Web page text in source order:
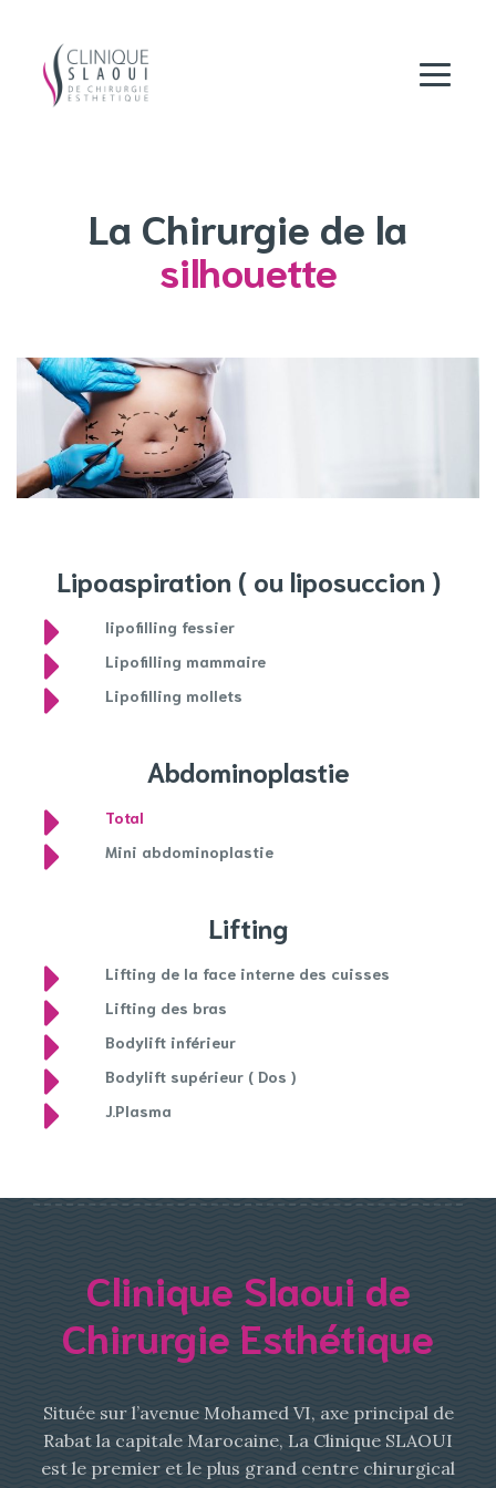
La Chirurgie de la
silhouette
Lipoaspiration ( ou liposuccion )
lipofilling fessier
Lipofilling mammaire
Lipofilling mollets
Abdominoplastie
Total
Mini abdominoplastie
Lifting
Lifting de la face interne des cuisses
Lifting des bras
Bodylift inférieur
Bodylift supérieur ( Dos )
J.Plasma
Clinique Slaoui de
Chirurgie Esthétique
Située sur l’avenue Mohamed VI, axe principal de
Rabat la capitale Marocaine, La Clinique SLAOUI
est le premier et le plus grand centre chirurgical